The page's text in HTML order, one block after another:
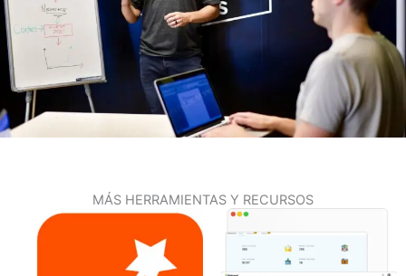
MÁS HERRAMIENTAS Y RECURSOS